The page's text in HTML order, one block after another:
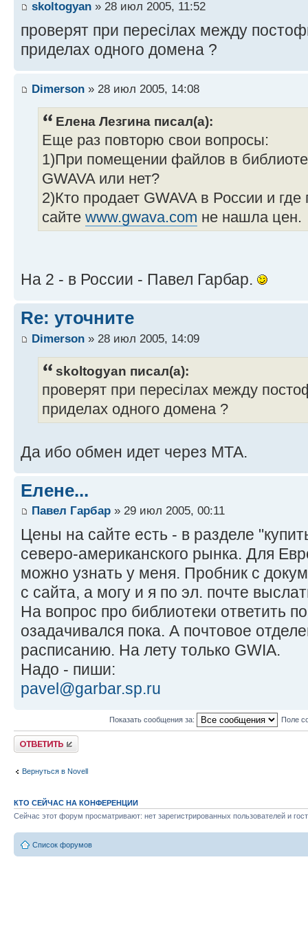
skoltogyan » 28 июл 2005, 11:52
проверят при пересілах между
приделах одного домена ?
Dimerson » 28 июл 2005, 14:08
Елена Лезгина писал(а):
Еще раз повторю свои вопросы:
1)При помещении файлов в
GWAVA или нет?
2)Кто продает GWAVA в России и
сайте www.gwava.com не нашла цен.
На 2 - в России - Павел Гарбар.
Re: уточните
Dimerson » 28 июл 2005, 14:09
skoltogyan писал(а):
проверят при пересілах между
приделах одного домена ?
Да ибо обмен идет через МТА.
Елене...
Павел Гарбар » 29 июл 2005, 00:11
Цены на сайте есть - в разделе
северо-американского рынка. Для
можно узнать у меня. Пробник с
с сайта, а могу и я по эл. почте
На вопрос про библиотеки ответить
озадачивался пока. А почтовое
расписанию. На лету только GWIA.
Надо - пиши:
pavel@garbar.sp.ru
Показать сообщения за: Поле
Ответить
Вернуться в Novell
КТО СЕЙЧАС НА КОНФЕРЕНЦИИ
Сейчас этот форум просматривают: нет зарегистрированных пользователей и
Список форумов